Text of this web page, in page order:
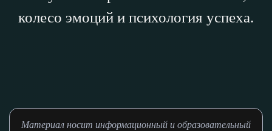
колесо эмоций и психология успеха.
Материал носит информационный и образовательный